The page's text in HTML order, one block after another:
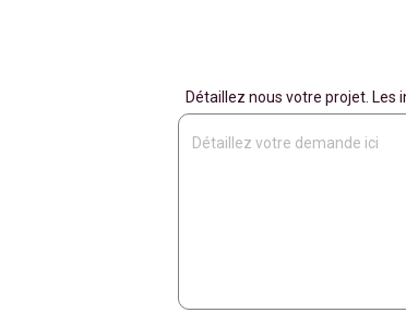
Détaillez nous votre projet.